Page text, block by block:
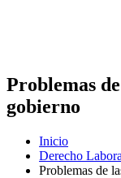
Problemas
gobierno
Inicio
Derecho
Problemas de